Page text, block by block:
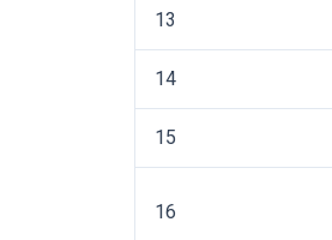
13
14
15
16